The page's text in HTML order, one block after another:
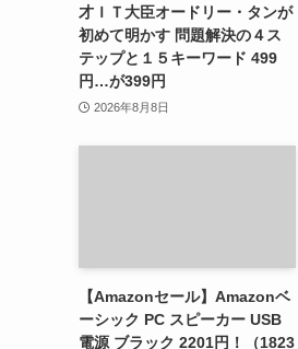
才ＩＴ大臣オードリー・タンが
初めて明かす 問題解決の４ス
テップと１５キーワード 499
円…が399円
2026年8月8日
【Amazonセール】Amazonベ
ーシック PC スピーカー USB
電源 ブラック 2201円！（1823